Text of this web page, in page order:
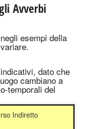
Avverbi
esempi della
dato che
cambiano a
temporali del
Indiretto